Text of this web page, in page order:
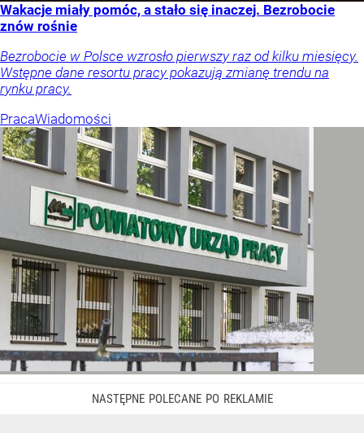
Wakacje miały pomóc, a stało się inaczej. Bezrobocie
znów rośnie
Bezrobocie w Polsce wzrosło pierwszy raz od kilku miesięcy.
Wstępne dane resortu pracy pokazują zmianę trendu na
rynku pracy.
PracaWiadomości